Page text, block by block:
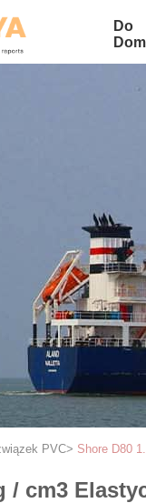
Do
PVC> Shore D80
/ cm3